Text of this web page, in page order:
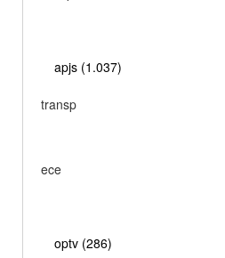
apjs (1.037)
transp
ece
optv (286)